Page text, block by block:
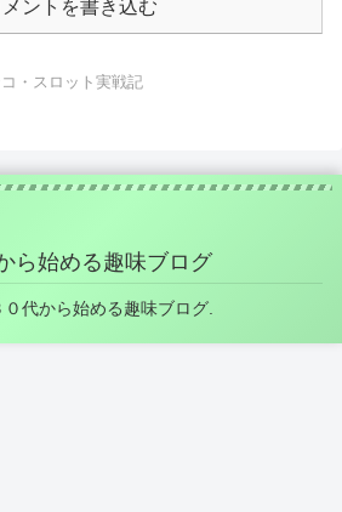
メントを書き込む
・スロット実戦記
ら始める趣味ブログ
代から始める趣味ブログ.